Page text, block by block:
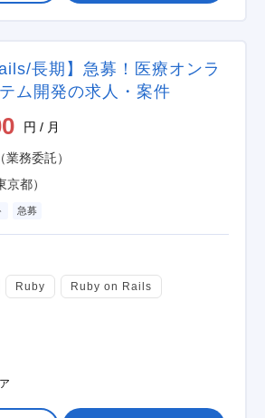
長期】急募！医療オンラ
ム開発の求人・案件
円 / 月
務委託）
都）
急募
Ruby Ruby on Rails